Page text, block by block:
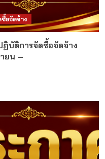
อจัดจ้าง
บัติการจัดซื้อจัดจ้าง
ยน –